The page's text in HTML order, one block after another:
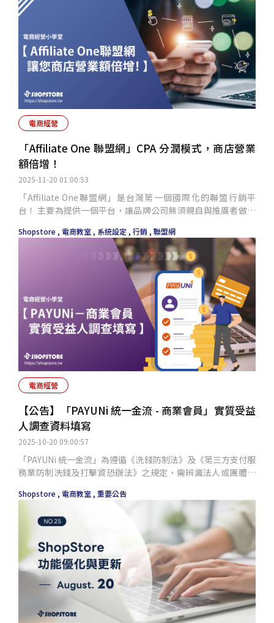
電商經營
2025-11-20 01:00:53
「Affiliate One 聯盟網」CPA 分潤模式，商店營業
額倍增！
「Affiliate One聯盟網」是台灣第一個國際化的聯盟行銷平
台！ 主要為提供一個平台，讓品牌公司無須親自與推廣者做洽
成為品牌公司之推廣者後，即可以進行推廣，形成一個雙贏的
Shopstore , 電商教室 , 系統設定 , 行銷 , 聯盟網
電商經營
2025-10-20 09:00:57
【公告】「PAYUNi 統一金流 - 商業會員」實質受益
人調查資料填寫
「PAYUNi 統一金流」為遵循《洗錢防制法》及《第三方支付服
務業防制洗錢及打擊資恐辦法》之規定，需辨識法人或團體會
「商業會員」之商家，再額外提供「實質受益人調查資料」
Shopstore , 電商教室 , 重要公告